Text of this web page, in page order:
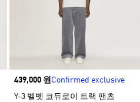
Price
439,000 원Confirmed exclusive
Y-3 벨벳 코듀로이 트랙 팬츠